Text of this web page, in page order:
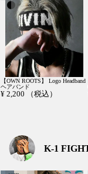
【OWN ROOTS】 Logo Headband
ヘアバンド
¥ 2,200 （税込）
K-1